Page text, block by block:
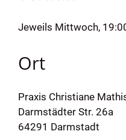
Jeweils Mittwoch,
Ort
Praxis Christiane
Darmstädter Str. 26a
64291 Darmstadt